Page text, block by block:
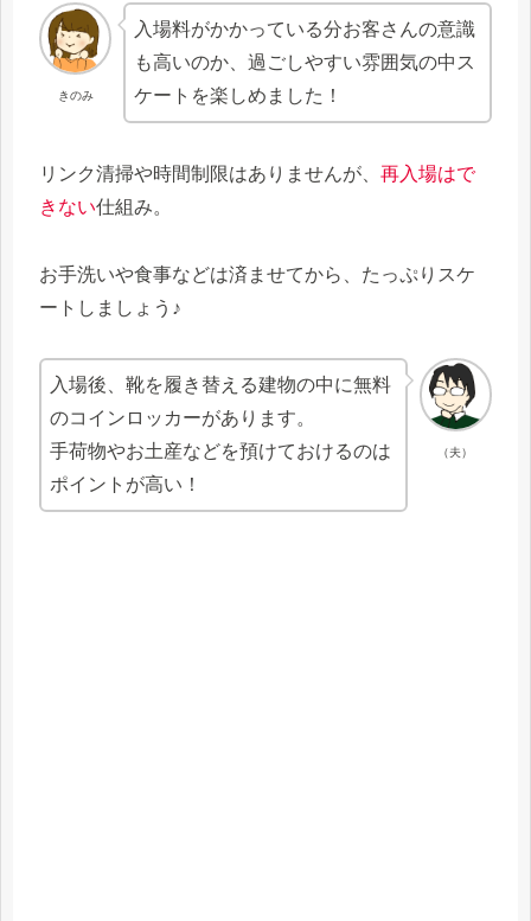
きのみ
入場料がかかっている分お客さんの意識
も高いのか、過ごしやすい雰囲気の中ス
ケートを楽しめました！
リンク清掃や時間制限はありませんが、 再入場はで
きない仕組み。
お手洗いや食事などは済ませてから、たっぷりスケ
ートしましょう♪
（夫）
入場後、靴を履き替える建物の中に無料
のコインロッカーがあります。
手荷物やお土産などを預けておけるのは
ポイントが高い！